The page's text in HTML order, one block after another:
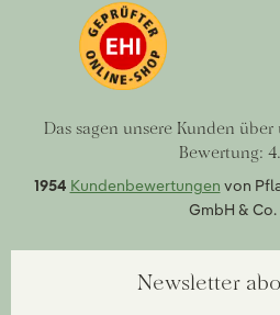
Das sagen unsere Kunden
Bewertung:
1954 Kundenbewertungen von
GmbH & Co.
Newsletter